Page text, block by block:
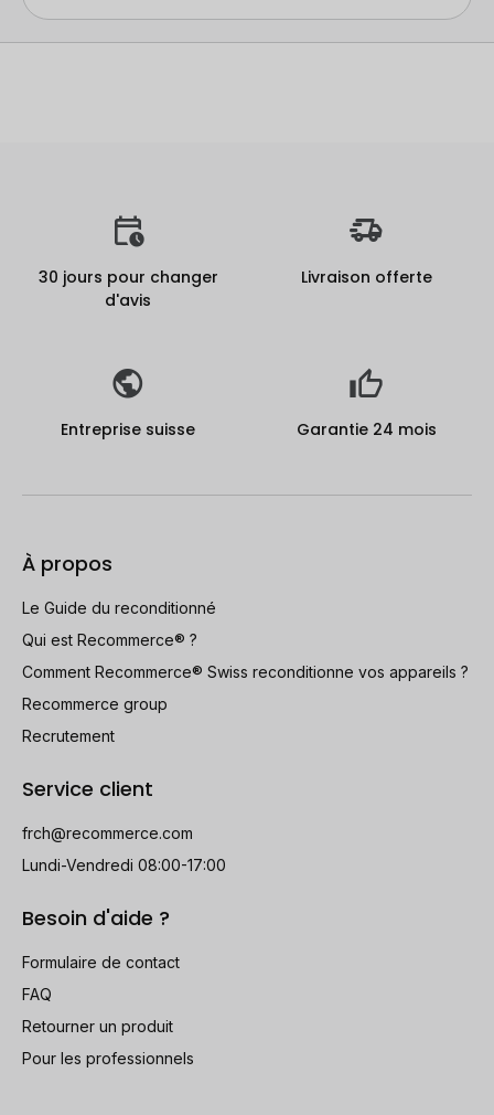
30 jours pour changer
d'avis
Livraison offerte
Entreprise suisse Garantie 24 mois
À propos
Le Guide du reconditionné
Qui est Recommerce® ?
Comment Recommerce® Swiss reconditionne vos appareils ?
Recommerce group
Recrutement
Service client
frch@recommerce.com
Lundi-Vendredi 08:00-17:00
Besoin d'aide ?
Formulaire de contact
FAQ
Retourner un produit
Pour les professionnels